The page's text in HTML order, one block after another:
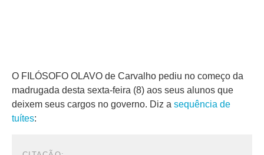
O FILÓSOFO OLAVO de Carvalho pediu no começo da
madrugada desta sexta-feira (8) aos seus alunos que
deixem seus cargos no governo. Diz a sequência de
tuítes: